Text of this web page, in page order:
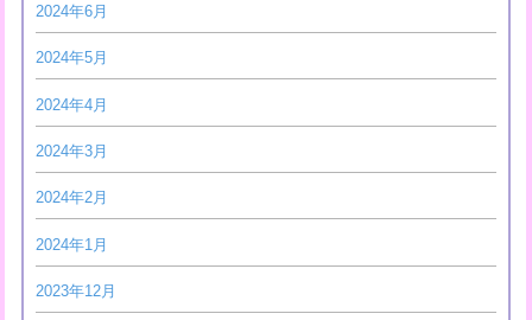
2024年6月
2024年5月
2024年4月
2024年3月
2024年2月
2024年1月
2023年12月